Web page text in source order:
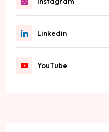
Linkedin
YouTube